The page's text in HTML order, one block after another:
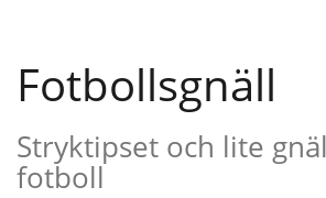
Fotbollsgnäll
Stryktipset och lite
fotboll